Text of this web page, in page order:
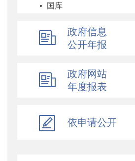
国库
科教和文化
农业农村
自然资源和生态环境
乡村振兴
政府信息
公开年报
政府网站
年度报表
依申请公开